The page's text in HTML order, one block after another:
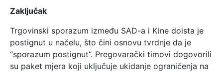
Zaključak
Trgovinski sporazum između SAD-a i Kine doista je
postignut u načelu, što čini osnovu tvrdnje da je
“sporazum postignut”. Pregovarački timovi dogovorili
su paket mjera koji uključuje ukidanje ograničenja na